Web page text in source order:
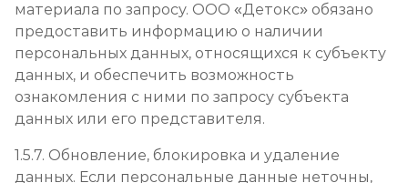
материала по запросу. ООО «Детокс» обязано
предоставить информацию о наличии
персональных данных, относящихся к субъекту
данных, и обеспечить возможность
ознакомления с ними по запросу субъекта
данных или его представителя.
1.5.7. Обновление, блокировка и удаление
данных. Если персональные данные неточны,